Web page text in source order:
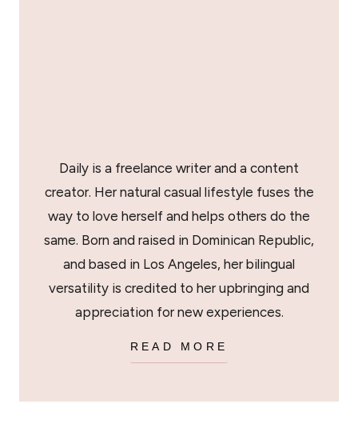
Daily is a freelance writer and a content
creator. Her natural casual lifestyle fuses the
way to love herself and helps others do the
same. Born and raised in Dominican Republic,
and based in Los Angeles, her bilingual
versatility is credited to her upbringing and
appreciation for new experiences.
READ MORE